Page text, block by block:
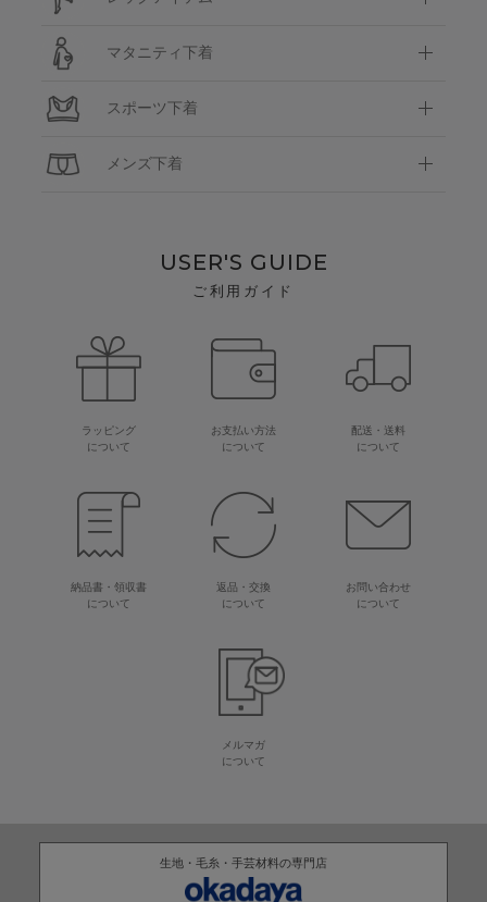
マタニティ下着
スポーツ下着
メンズ下着
USER'S GUIDE
ご利用ガイド
ラッピング
について
お支払い方法
について
配送・送料
について
納品書・領収書
について
返品・交換
について
お問い合わせ
について
メルマガ
について
生地・毛糸・手芸材料の専門店